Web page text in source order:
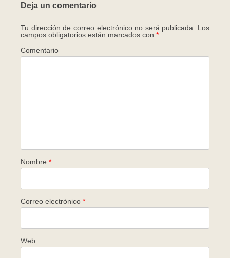
Deja un comentario
Tu dirección de correo electrónico no será publicada.
Los
campos obligatorios están marcados con *
Comentario
Nombre *
Correo electrónico *
Web